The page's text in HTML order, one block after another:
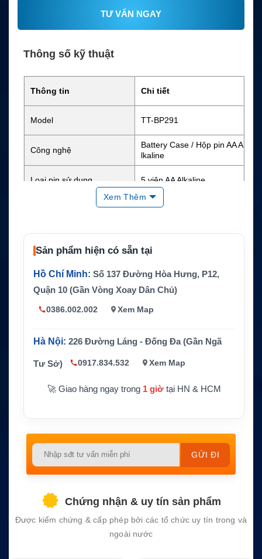
TƯ VẤN NGAY
Thông số kỹ thuật
Thông tin Chi tiết
Model TT-BP291
Công nghệ
Battery Case / Hộp pin AA A
lkaline
Loại pin sử dụng 5 viên AA Alkaline
Điện áp danh định AA(LR6) x 5 cells
Thiết bị tương thích
à IC-M85 Series
Xem Thêm
Sản phẩm hiện có sẵn tại
Hồ Chí Minh: Số 137 Đường Hòa Hưng, P12,
Quận 10 (Gần Vòng Xoay Dân Chủ)
0386.002.002 Xem Map
Hà Nội: 226 Đường Láng - Đống Đa (Gần Ngã
Tư Sở) 0917.834.532 Xem Map
🚀 Giao hàng ngay trong 1 giờtại HN & HCM
Please
empty.
Chứng nhận & uy tín sản phẩm
Được kiểm chứng & cấp phép bởi các tổ chức uy tín trong và
ngoài nước